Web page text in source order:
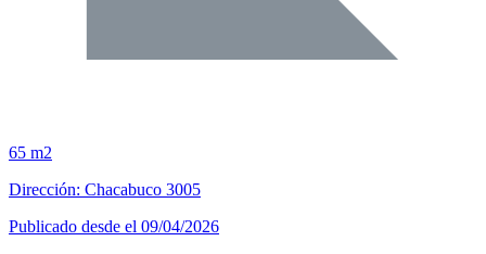
65 m2
Dirección: Chacabuco 3005
Publicado desde el 09/04/2026